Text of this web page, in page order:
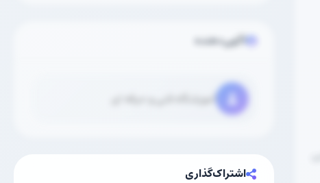
آگهی‌دهنده
آموزشگاه فنی و حرفه ای
اشتراک‌گذاری